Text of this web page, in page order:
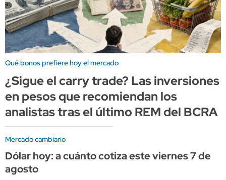
Qué bonos prefiere hoy el mercado
¿Sigue el carry trade? Las inversiones
en pesos que recomiendan los
analistas tras el último REM del BCRA
Mercado cambiario
Dólar hoy: a cuánto cotiza este viernes 7 de
agosto